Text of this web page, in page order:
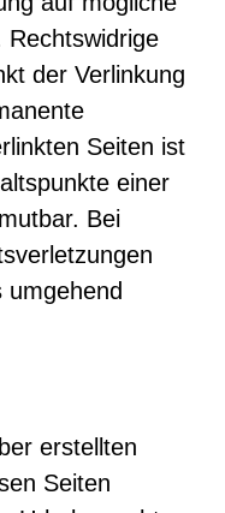
der Verlinkung
Seiten ist
einer
Bei
erstellten
Seiten